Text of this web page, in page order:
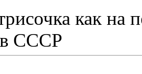
как на
CCCР